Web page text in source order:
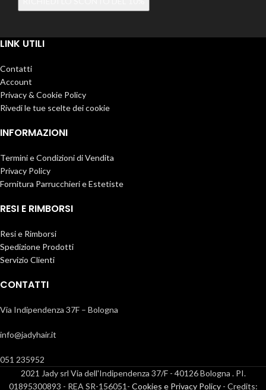
LINK UTILI
Contatti
Account
Privacy & Cookie Policy
Rivedi le tue scelte dei cookie
INFORMAZIONI
Termini e Condizioni di Vendita
Privacy Policy
Fornitura Parrucchieri e Estetiste
RESI E RIMBORSI
Resi e Rimborsi
Spedizione Prodotti
Servizio Clienti
CONTATTI
Via Indipendenza 37F – Bologna
info@jadyhair.it
051 235952
2021 Jady srl Via dell'Indipendenza 37/F - 40126 Bologna . PI.
01895300893 - REA SR-156051- Cookies e Privacy Policy- Credits: